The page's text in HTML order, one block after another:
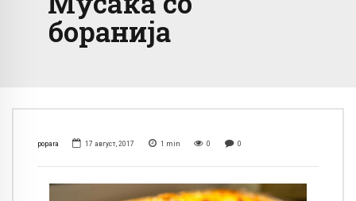
боранија
popara 17 август, 2017 1 min 0 0